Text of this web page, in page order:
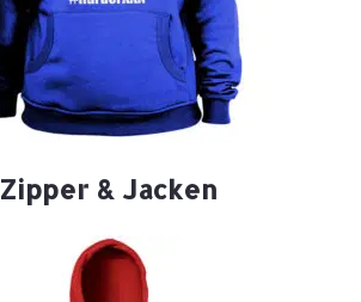
Zipper & Jacken